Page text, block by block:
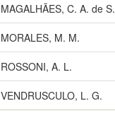
MAGALHÃES, C. A. de S.
MORALES, M. M.
ROSSONI, A. L.
VENDRUSCULO, L. G.